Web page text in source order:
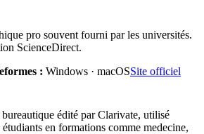
pro souvent fourni par les universités.
ScienceDirect.
: Windows · macOSSite officiel
édité par Clarivate, utilisé
en formations comme medecine,